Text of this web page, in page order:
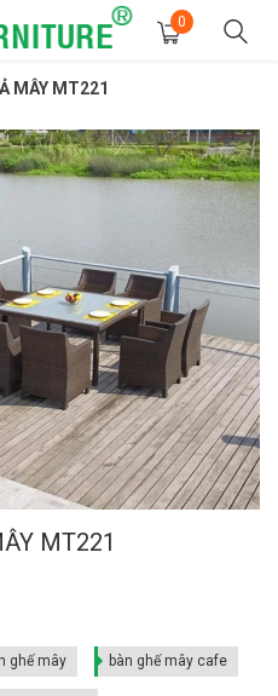
0
MÂY MT221
MT221
ghế mây bàn ghế mây cafe